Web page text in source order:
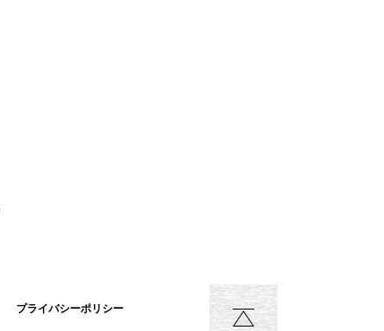
プライバシーポリシー